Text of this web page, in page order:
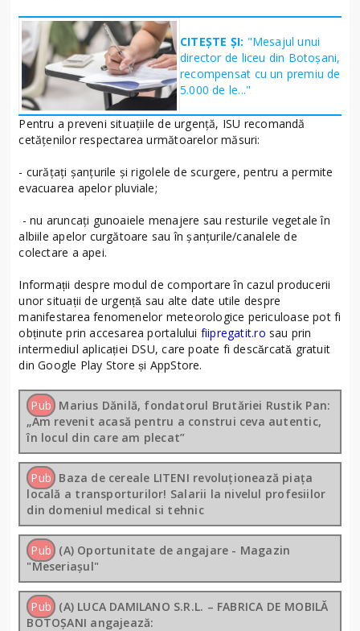
CITEȘTE ȘI: "Mesajul unui
director de liceu din Botoșani,
recompensat cu un premiu de
5.000 de le..."
Pentru a preveni situațiile de urgență, ISU recomandă
cetățenilor respectarea următoarelor măsuri:
- curățați șanțurile și rigolele de scurgere, pentru a permite
evacuarea apelor pluviale;
- nu aruncați gunoaiele menajere sau resturile vegetale în
albiile apelor curgătoare sau în șanțurile/canalele de
colectare a apei.
Informații despre modul de comportare în cazul producerii
unor situații de urgență sau alte date utile despre
manifestarea fenomenelor meteorologice periculoase pot fi
obținute prin accesarea portalului fiipregatit.ro sau prin
intermediul aplicației DSU, care poate fi descărcată gratuit
din Google Play Store și AppStore.
Pub Marius Dănilă, fondatorul Brutăriei Rustik Pan:
„Am revenit acasă pentru a construi ceva autentic,
în locul din care am plecat”
Pub Baza de cereale LITENI revoluționează piața
locală a transporturilor! Salarii la nivelul profesiilor
din domeniul medical si tehnic
Pub (A) Oportunitate de angajare - Magazin
"Meseriașul"
Pub (A) LUCA DAMILANO S.R.L. – FABRICA DE MOBILĂ
BOTOȘANI angajează: